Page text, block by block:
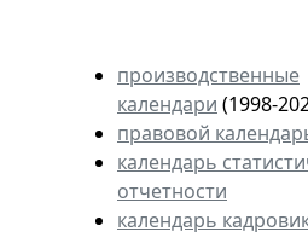
производственные
календари (1998-
правовой
календарь
отчетности
календарь